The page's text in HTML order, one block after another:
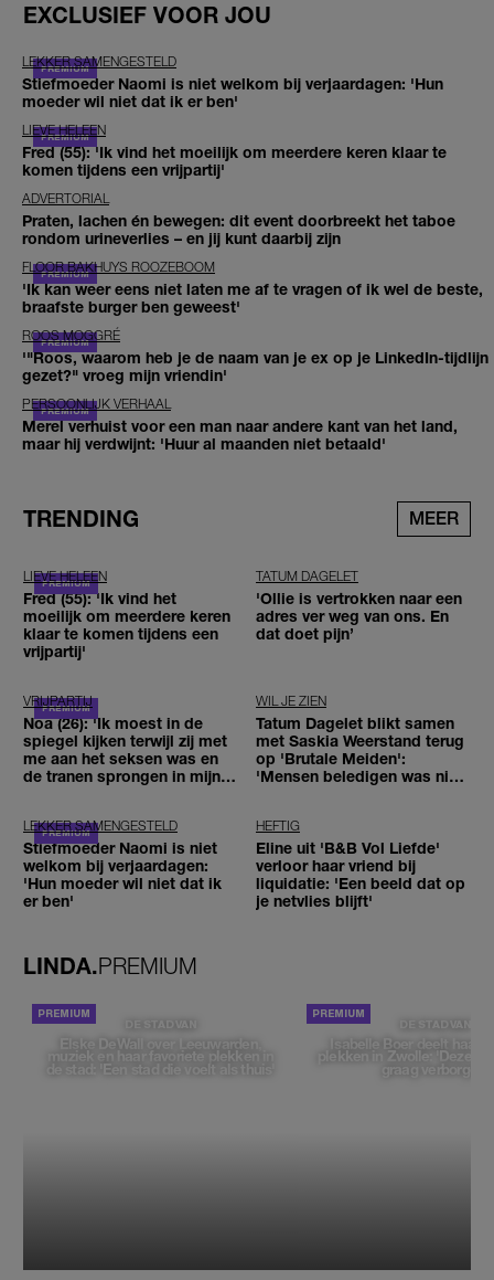
EXCLUSIEF VOOR JOU
LEKKER SAMENGESTELD
Stiefmoeder Naomi is niet welkom bij verjaardagen: 'Hun
moeder wil niet dat ik er ben'
LIEVE HELEEN
Fred (55): 'Ik vind het moeilijk om meerdere keren klaar te
komen tijdens een vrijpartij'
ADVERTORIAL
Praten, lachen én bewegen: dit event doorbreekt het taboe
rondom urineverlies – en jij kunt daarbij zijn
FLOOR BAKHUYS ROOZEBOOM
'Ik kan weer eens niet laten me af te vragen of ik wel de beste,
braafste burger ben geweest'
ROOS MOGGRÉ
'"Roos, waarom heb je de naam van je ex op je LinkedIn-tijdlijn
gezet?" vroeg mijn vriendin'
PERSOONLIJK VERHAAL
Merel verhuist voor een man naar andere kant van het land,
maar hij verdwijnt: 'Huur al maanden niet betaald'
TRENDING MEER
LIEVE HELEEN
Fred (55): 'Ik vind het
moeilijk om meerdere keren
klaar te komen tijdens een
vrijpartij'
TATUM DAGELET
'Ollie is vertrokken naar een
adres ver weg van ons. En
dat doet pijn’
VRIJPARTIJ
Noa (26): 'Ik moest in de
spiegel kijken terwijl zij met
me aan het seksen was en
de tranen sprongen in mijn
WIL JE ZIEN
Tatum Dagelet blikt samen
met Saskia Weerstand terug
op 'Brutale Meiden':
'Mensen beledigen was niet
LEKKER SAMENGESTELD
Stiefmoeder Naomi is niet
welkom bij verjaardagen:
'Hun moeder wil niet dat ik
er ben'
HEFTIG
Eline uit 'B&B Vol Liefde'
verloor haar vriend bij
liquidatie: 'Een beeld dat op
je netvlies blijft'
LINDA.PREMIUM
DE STAD VAN
Elske DeWall over Leeuwarden,
muziek en haar favoriete plekken in
de stad: 'Een stad die voelt als thuis'
DE STAD VAN
Isabelle Boer deelt haar
plekken in Zwolle: 'Deze
graag verborgen'